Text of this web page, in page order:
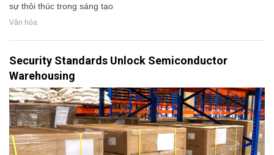
sự thôi thúc trong sáng tạo
Văn hóa
Security Standards Unlock Semiconductor
Warehousing